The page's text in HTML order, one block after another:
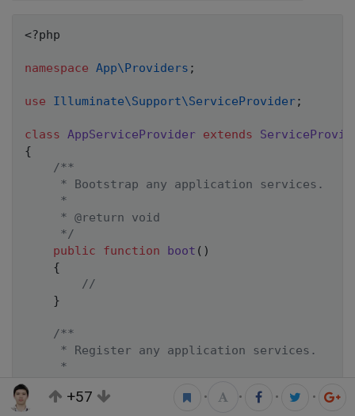
<?php
namespace App\Providers ;
use Illuminate\Support\ServiceProvider;
class AppServiceProvider extends
{
/**
     * Bootstrap any application services.
     *
     * @return void
     */
public
function boot ( )
{
//
}
/**
     * Register any application services.
     *
     * @return void
     */
+57 • • • •